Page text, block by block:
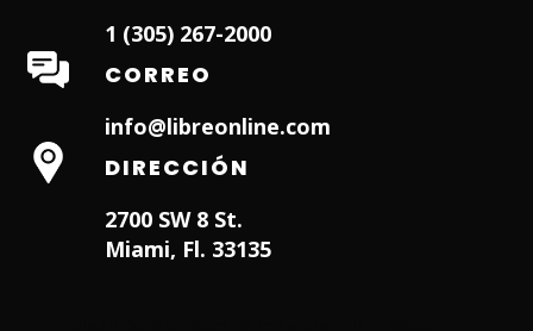
1 (305) 267-2000
CORREO
info@libreonline.com
DIRECCIÓN
2700 SW 8 St.
Miami, Fl. 33135